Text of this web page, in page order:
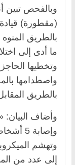
وبالفحص تبين
(مقطورة)
بالطريق المنوه
ما أدى إلى
وتخطيها
واصطدامها
بالطريق
وتهشم
إلى عدد من